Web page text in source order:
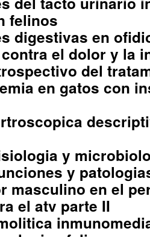
felinos
digestivas en
el dolor y la
del
en gatos con
y
y
masculino en el
el atv parte II